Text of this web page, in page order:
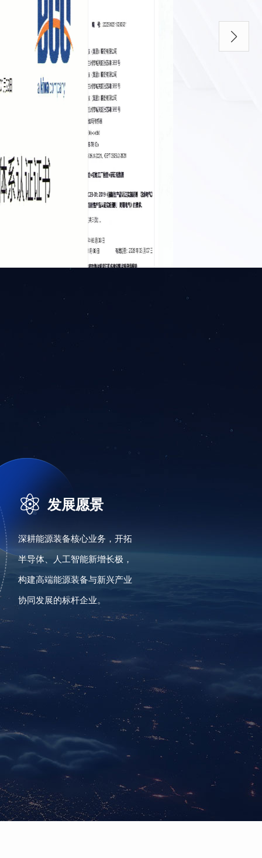
 发展愿景
深耕能源装备核心业务，开拓
半导体、人工智能新增长极，
构建高端能源装备与新兴产业
协同发展的标杆企业。